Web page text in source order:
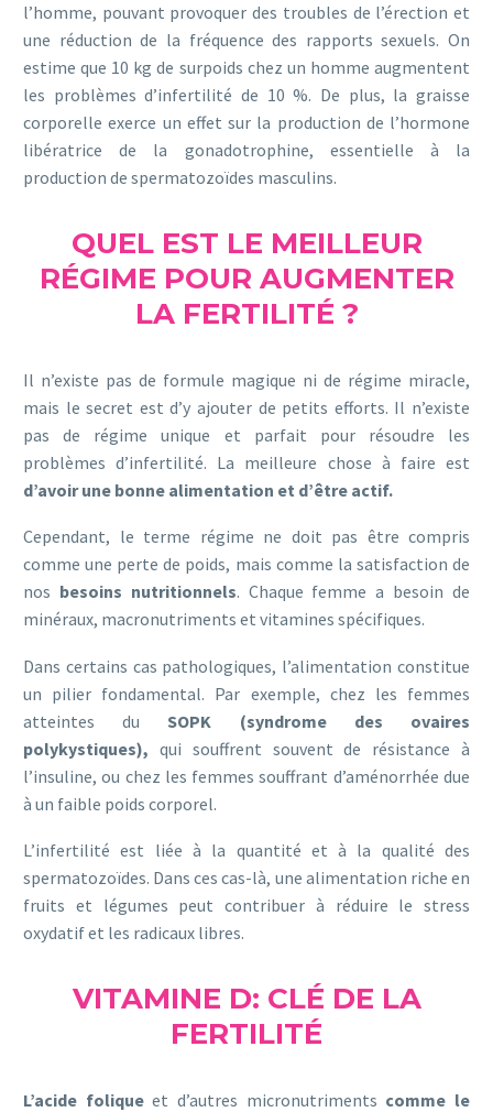
l’homme, pouvant provoquer des troubles de l’érection et
une réduction de la fréquence des rapports sexuels. On
estime que 10 kg de surpoids chez un homme augmentent
les problèmes d’infertilité de 10 %. De plus, la graisse
corporelle exerce un effet sur la production de l’hormone
libératrice de la gonadotrophine, essentielle à la
production de spermatozoïdes masculins.
QUEL EST LE MEILLEUR
RÉGIME POUR AUGMENTER
LA FERTILITÉ ?
Il n’existe pas de formule magique ni de régime miracle,
mais le secret est d’y ajouter de petits efforts. Il n’existe
pas de régime unique et parfait pour résoudre les
problèmes d’infertilité. La meilleure chose à faire est
d’avoir une bonne alimentation et d’être actif.
Cependant, le terme régime ne doit pas être compris
comme une perte de poids, mais comme la satisfaction de
nos besoins nutritionnels. Chaque femme a besoin de
minéraux, macronutriments et vitamines spécifiques.
Dans certains cas pathologiques, l’alimentation constitue
un pilier fondamental. Par exemple, chez les femmes
atteintes duSOPK (syndrome des ovaires
polykystiques), qui souffrent souvent de résistance à
l’insuline, ou chez les femmes souffrant d’aménorrhée due
à un faible poids corporel.
L’infertilité est liée à la quantité et à la qualité des
spermatozoïdes. Dans ces cas-là, une alimentation riche en
fruits et légumes peut contribuer à réduire le stress
oxydatif et les radicaux libres.
VITAMINE D: CLÉ DE LA
FERTILITÉ
L’acide foliqueet d’autres micronutriments comme le